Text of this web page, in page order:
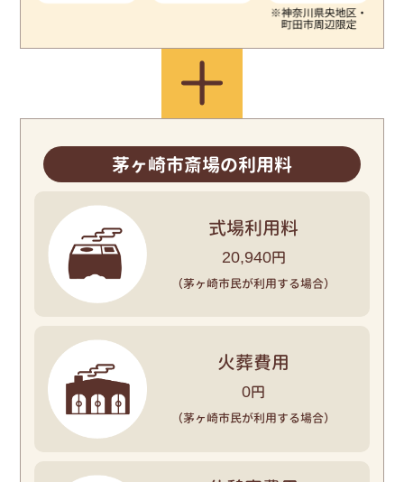
茅ヶ崎市斎場の利用料
式場利用料
20,940円
（茅ヶ崎市民が利用する場合）
火葬費用
0円
（茅ヶ崎市民が利用する場合）